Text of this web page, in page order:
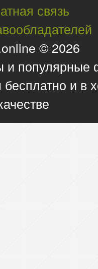
связь
© 2026
и
бесплатно и в